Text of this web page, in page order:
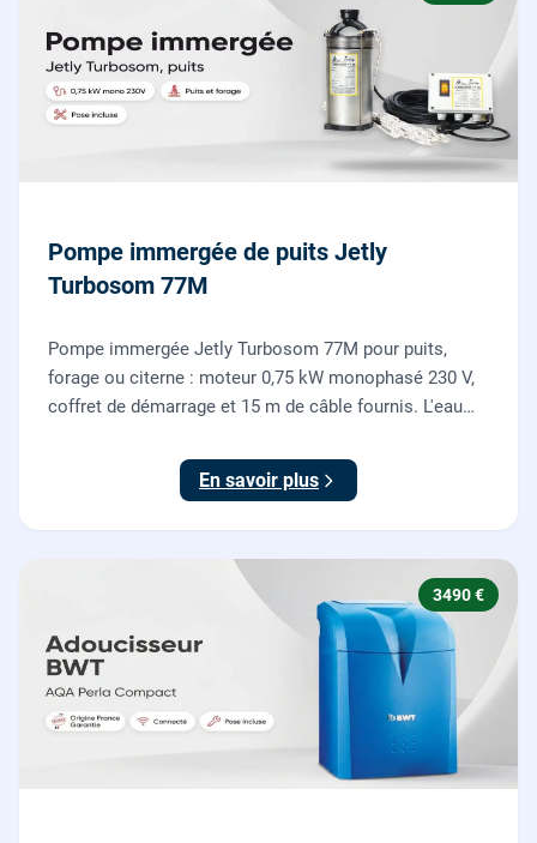
Pompe immergée de puits Jetly
Turbosom 77M
Pompe immergée Jetly Turbosom 77M pour puits,
forage ou citerne : moteur 0,75 kW monophasé 230 V,
coffret de démarrage et 15 m de câble fournis. L'eau
et posée par nos plombiers.
En savoir plus
3490 €